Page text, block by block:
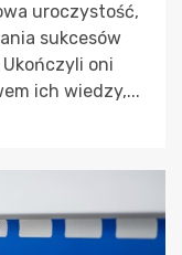
uroczystość,
sukcesów
oni
ich wiedzy,...